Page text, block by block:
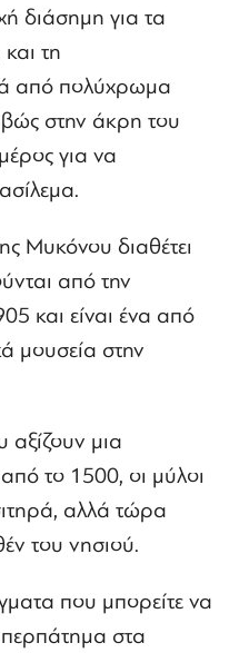
διάσημη για τα
τη
από πολύχρωμα
στην άκρη του
για να
Μυκόνου διαθέτει
από την
και είναι ένα από
μουσεία στην
μια
το 1500, οι μύλοι
αλλά τώρα
του νησιού.
που μπορείτε να
στα